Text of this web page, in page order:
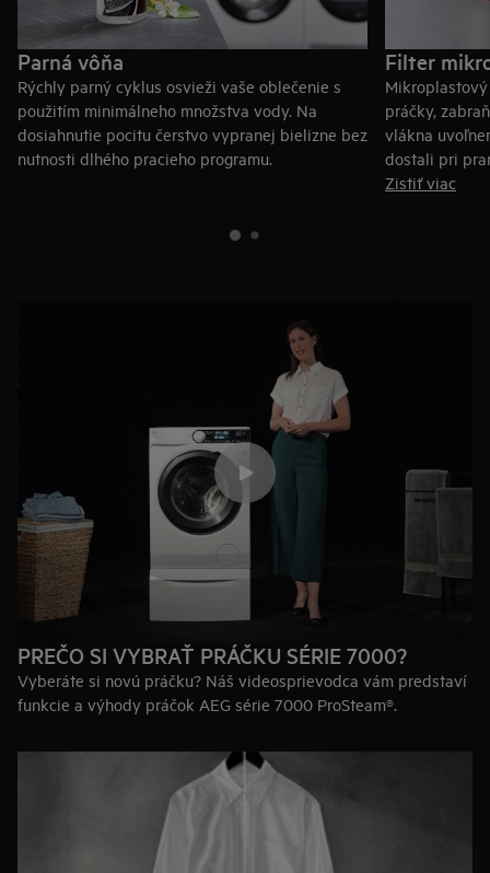
Parná vôňa
Rýchly parný cyklus osvieži vaše oblečenie s
použitím minimálneho množstva vody. Na
dosiahnutie pocitu čerstvo vypranej bielizne bez
nutnosti dlhého pracieho programu.
Filter
práčky,
vlákna
dostali pri
Zistiť viac
PREČO SI VYBRAŤ PRÁČKU SÉRIE 7000?
Vyberáte si novú práčku? Náš videosprievodca vám predstaví
funkcie a výhody práčok AEG série 7000 ProSteam®.